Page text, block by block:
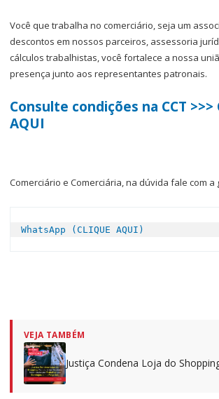
Você que trabalha no comerciário, seja um
descontos em nossos parceiros, assessoria
cálculos trabalhistas, você fortalece a nossa
presença junto aos representantes patronais.
Consulte condições na CCT >>>
AQUI
Comerciário e Comerciária, na dúvida fale com a
WhatsApp (CLIQUE AQUI)
VEJA TAMBÉM
Justiça Condena Loja do